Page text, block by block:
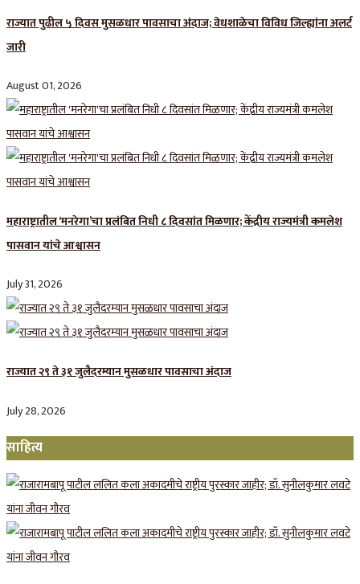
राज्यात पुढील ५ दिवस मुसळधार पावसाचा अंदाज; वेधशाळेचा विविध जिल्ह्यांना अलर्ट
जारी
August 01, 2026
महाराष्ट्रातील ‘मनरेगा’चा प्रलंबित निधी ८ दिवसांत मिळणार; केंद्रीय राज्यमंत्री कमलेश
पासवान यांचे आश्वासन
July 31, 2026
राज्यात २९ ते ३१ जुलैदरम्यान मुसळधार पावसाचा अंदाज
July 28, 2026
साहित्य